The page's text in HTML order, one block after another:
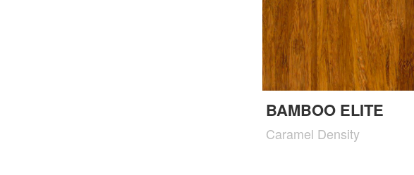
BAMBOO ELITE
Caramel Density